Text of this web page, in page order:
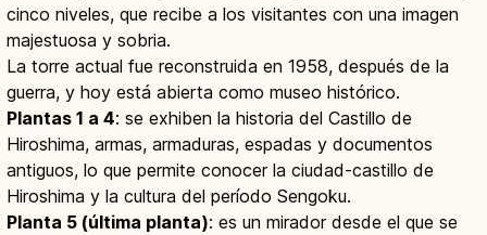
cinco niveles, que recibe a los visitantes con una imagen
majestuosa y sobria.
La torre actual fue reconstruida en 1958, después de la
guerra, y hoy está abierta como museo histórico.
Plantas 1 a 4: se exhiben la historia del Castillo de
Hiroshima, armas, armaduras, espadas y documentos
antiguos, lo que permite conocer la ciudad-castillo de
Hiroshima y la cultura del período Sengoku.
Planta 5 (última planta): es un mirador desde el que se